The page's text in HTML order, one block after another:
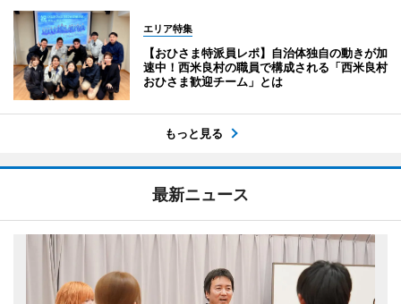
エリア特集
【おひさま特派員レポ】自治体独自の動きが加
速中！西米良村の職員で構成される「西米良村
おひさま歓迎チーム」とは
もっと見る
最新ニュース